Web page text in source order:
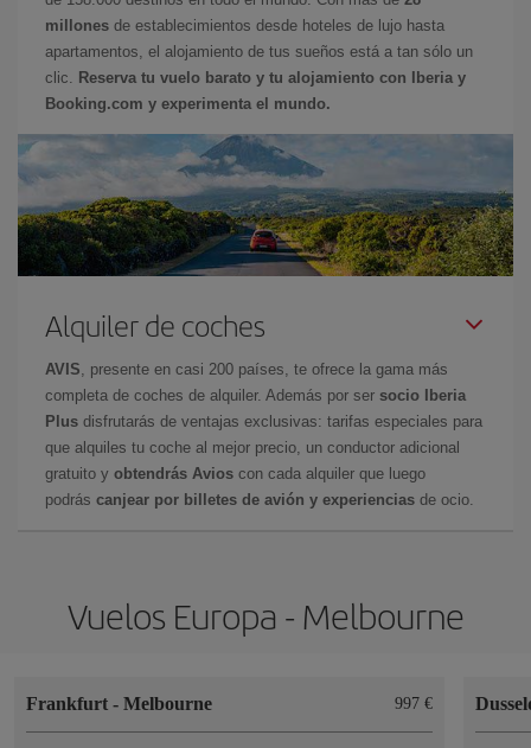
millones de establecimientos desde hoteles de lujo hasta
apartamentos, el alojamiento de tus sueños está a tan sólo un
clic.
Reserva tu vuelo barato y tu alojamiento con Iberia y
Booking.com y experimenta el mundo.
Alquiler de coches
AVIS , presente en casi 200 países, te ofrece la gama más
completa de coches de alquiler. Además por ser socio Iberia
Plus disfrutarás de ventajas exclusivas: tarifas especiales para
que alquiles tu coche al mejor precio, un conductor adicional
gratuito y obtendrás Avios con cada alquiler que luego
podrás canjear por billetes de avión y experiencias de ocio.
Vuelos Europa - Melbourne
Frankfurt - Melbourne 997 €